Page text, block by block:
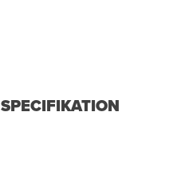
SPECIFIKATION